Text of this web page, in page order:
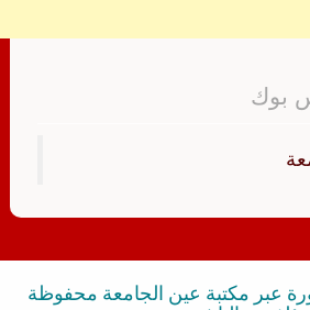
بوك
عبر مكتبة عين الجامعة محفوظة